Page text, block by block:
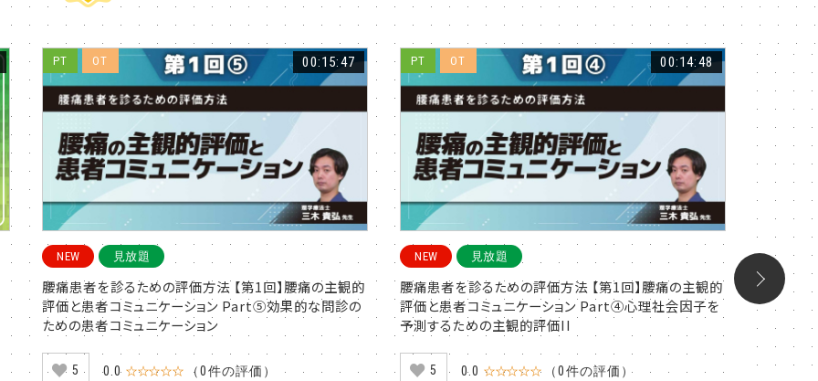
PT OT 00:15:47
NEW 見放題
腰痛患者を診るための評価方法 【第1回】腰痛の主観的
評価と患者コミュニケーション Part⑤効果的な問診の
ための患者コミュニケーション
5 0.0 ☆☆☆☆☆ （0件の評価）
PT OT 00:14:48
NEW 見放題
腰痛患者を診るための評価方法 【第1回】腰痛の主観的
評価と患者コミュニケーション Part④心理社会因子を
予測するための主観的評価II
5 0.0 ☆☆☆☆☆ （0件の評価）
NEW
腰痛患者
評価と患
予測す